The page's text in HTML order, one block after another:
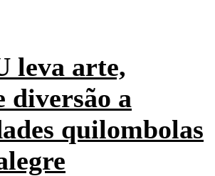
leva arte,
diversão a
quilombolas